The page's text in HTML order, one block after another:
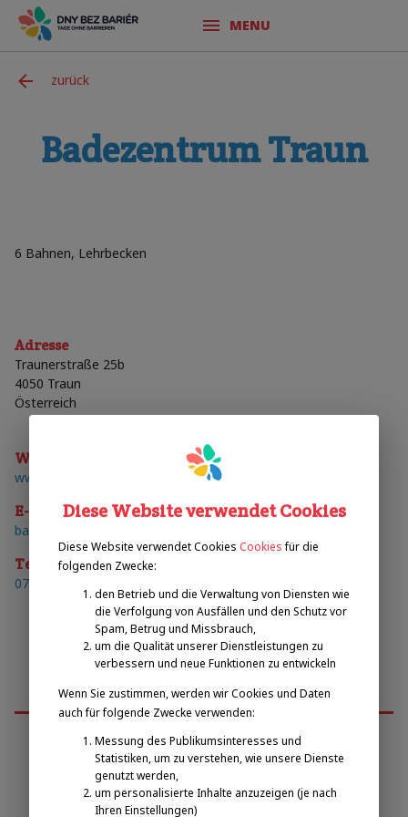
MENU
zurück
Badezentrum Traun
6 Bahnen, Lehrbecken
Adresse
Traunerstraße 25b
4050 Traun
Österreich
Web
www.traun.at
E-mail
badezentrum@traun.at
Telefon
07229/7922
Emilova sportovní, z.s.
Diese Website verwendet Cookies
Diese Website verwendet Cookies Cookies für die
folgenden Zwecke:
den Betrieb und die Verwaltung von Diensten wie
die Verfolgung von Ausfällen und den Schutz vor
Spam, Betrug und Missbrauch,
um die Qualität unserer Dienstleistungen zu
verbessern und neue Funktionen zu entwickeln
Wenn Sie zustimmen, werden wir Cookies und Daten
auch für folgende Zwecke verwenden:
Messung des Publikumsinteresses und
Statistiken, um zu verstehen, wie unsere Dienste
genutzt werden,
um personalisierte Inhalte anzuzeigen (je nach
Ihren Einstellungen)